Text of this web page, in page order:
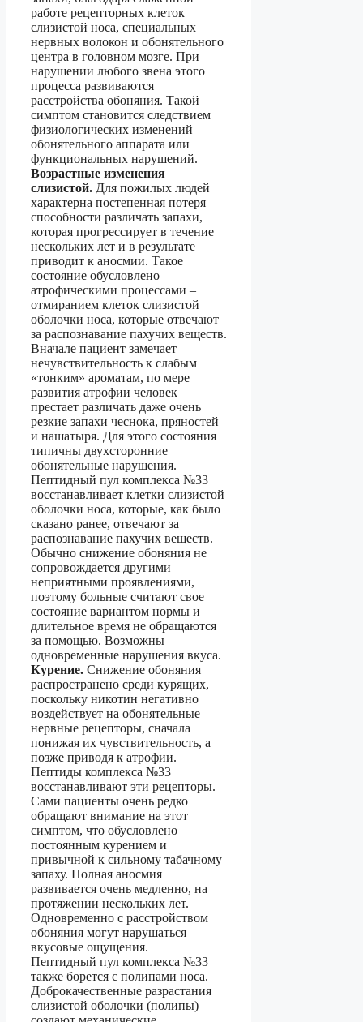
работе рецепторных клеток
слизистой носа, специальных
нервных волокон и обонятельного
центра в головном мозге. При
нарушении любого звена этого
процесса развиваются
расстройства обоняния. Такой
симптом становится следствием
физиологических изменений
обонятельного аппарата или
функциональных нарушений.
Возрастные изменения
слизистой. Для пожилых людей
характерна постепенная потеря
способности различать запахи,
которая прогрессирует в течение
нескольких лет и в результате
приводит к аносмии. Такое
состояние обусловлено
атрофическими процессами –
отмиранием клеток слизистой
оболочки носа, которые отвечают
за распознавание пахучих веществ.
Вначале пациент замечает
нечувствительность к слабым
«тонким» ароматам, по мере
развития атрофии человек
престает различать даже очень
резкие запахи чеснока, пряностей
и нашатыря. Для этого состояния
типичны двухсторонние
обонятельные нарушения.
Пептидный пул комплекса №33
восстанавливает клетки слизистой
оболочки носа, которые, как было
сказано ранее, отвечают за
распознавание пахучих веществ.
Обычно снижение обоняния не
сопровождается другими
неприятными проявлениями,
поэтому больные считают свое
состояние вариантом нормы и
длительное время не обращаются
за помощью. Возможны
одновременные нарушения вкуса.
Курение. Снижение обоняния
распространено среди курящих,
поскольку никотин негативно
воздействует на обонятельные
нервные рецепторы, сначала
понижая их чувствительность, а
позже приводя к атрофии.
Пептиды комплекса №33
восстанавливают эти рецепторы.
Сами пациенты очень редко
обращают внимание на этот
симптом, что обусловлено
постоянным курением и
привычной к сильному табачному
запаху. Полная аносмия
развивается очень медленно, на
протяжении нескольких лет.
Одновременно с расстройством
обоняния могут нарушаться
вкусовые ощущения.
Пептидный пул комплекса №33
также борется с полипами носа.
Доброкачественные разрастания
слизистой оболочки (полипы)